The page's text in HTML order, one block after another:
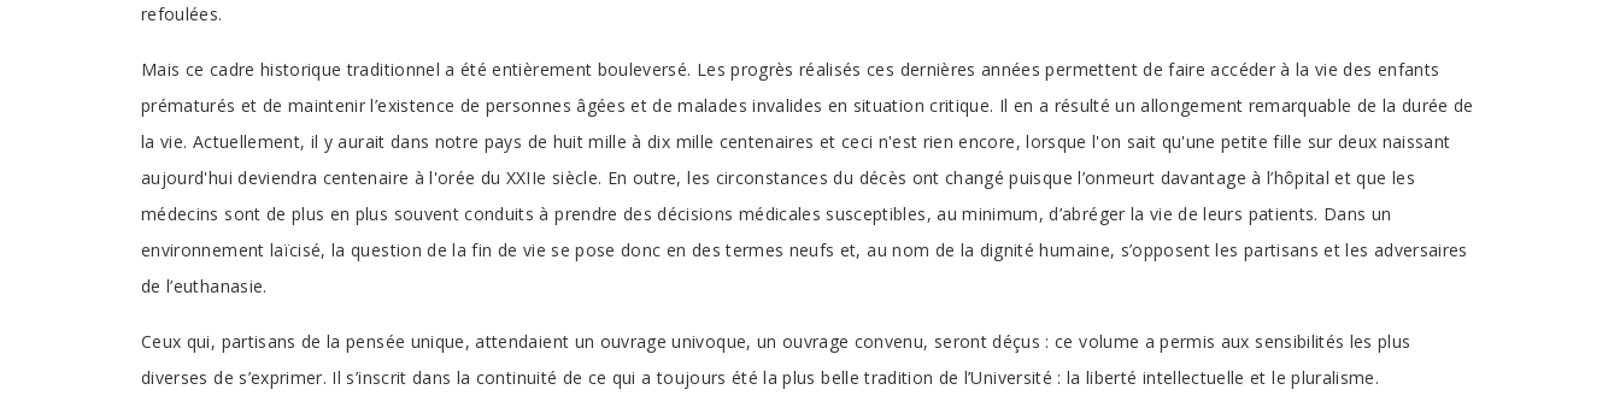
refoulées.
Mais ce cadre historique traditionnel a été entièrement bouleversé. Les progrès réalisés ces dernières années permettent de faire accéder à la vie des enfants
prématurés et de maintenir l’existence de personnes âgées et de malades invalides en situation critique. Il en a résulté un allongement remarquable de la durée de
la vie. Actuellement, il y aurait dans notre pays de huit mille à dix mille centenaires et ceci n'est rien encore, lorsque l'on sait qu'une petite fille sur deux naissant
aujourd'hui deviendra centenaire à l'orée du XXIIe siècle. En outre, les circonstances du décès ont changé puisque l’onmeurt davantage à l’hôpital et que les
médecins sont de plus en plus souvent conduits à prendre des décisions médicales susceptibles, au minimum, d’abréger la vie de leurs patients. Dans un
environnement laïcisé, la question de la fin de vie se pose donc en des termes neufs et, au nom de la dignité humaine, s’opposent les partisans et les adversaires
de l’euthanasie.
Ceux qui, partisans de la pensée unique, attendaient un ouvrage univoque, un ouvrage convenu, seront déçus : ce volume a permis aux sensibilités les plus
diverses de s’exprimer. Il s’inscrit dans la continuité de ce qui a toujours été la plus belle tradition de l’Université : la liberté intellectuelle et le pluralisme.